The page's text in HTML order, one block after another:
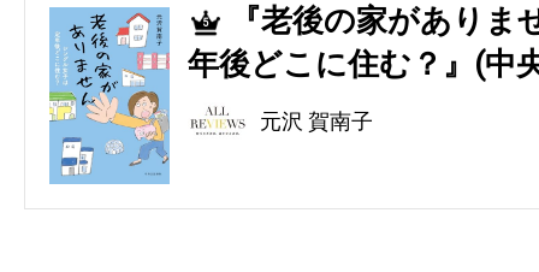
5
『老後の家があり
年後どこに住む？』(中
元沢 賀南子